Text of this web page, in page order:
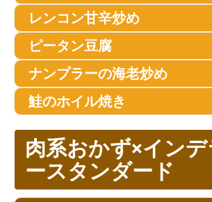
レンコン甘辛炒め
ピータン豆腐
ナンプラーの海老炒め
鮭のホイル焼き
肉系おかず×イン
ースタンダード